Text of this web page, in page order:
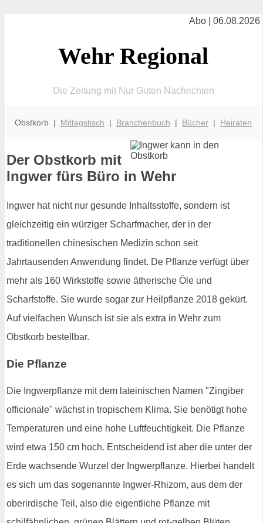
Abo | 06.08.2026
Wehr Regional
Die Zeitung mit Nur Guten Nachrichten
Obstkorb | Mittagstisch | Branchenbuch | Bücher | Heiraten
Der Obstkorb mit
Ingwer fürs Büro in Wehr
Ingwer hat nicht nur gesunde Inhaltsstoffe, sondern ist
gleichzeitig ein würziger Scharfmacher, der in der
traditionellen chinesischen Medizin schon seit
Jahrtausenden Anwendung findet. De Pflanze verfügt über
mehr als 160 Wirkstoffe sowie ätherische Öle und
Scharfstoffe. Sie wurde sogar zur Heilpflanze 2018 gekürt.
Auf vielfachen Wunsch ist sie als extra in Wehr zum
Obstkorb bestellbar.
Die Pflanze
Die Ingwerpflanze mit dem lateinischen Namen "Zingiber
officionale" wächst in tropischem Klima. Sie benötigt hohe
Temperaturen und eine hohe Luftfeuchtigkeit. Die Pflanze
wird etwa 150 cm hoch. Entscheidend ist aber die unter der
Erde wachsende Wurzel der Ingwerpflanze. Hierbei handelt
es sich um das sogenannte Ingwer-Rhizom, aus dem der
oberirdische Teil, also die eigentliche Pflanze mit